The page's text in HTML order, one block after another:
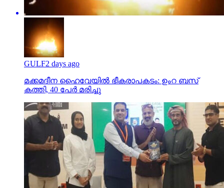
GULF2 days ago
മക്കമദീന ഹൈവേയില്‍ ഭീകരാപകടം: ഉംറ ബസ്
കത്തി, 40 പേര്‍ മരിച്ചു